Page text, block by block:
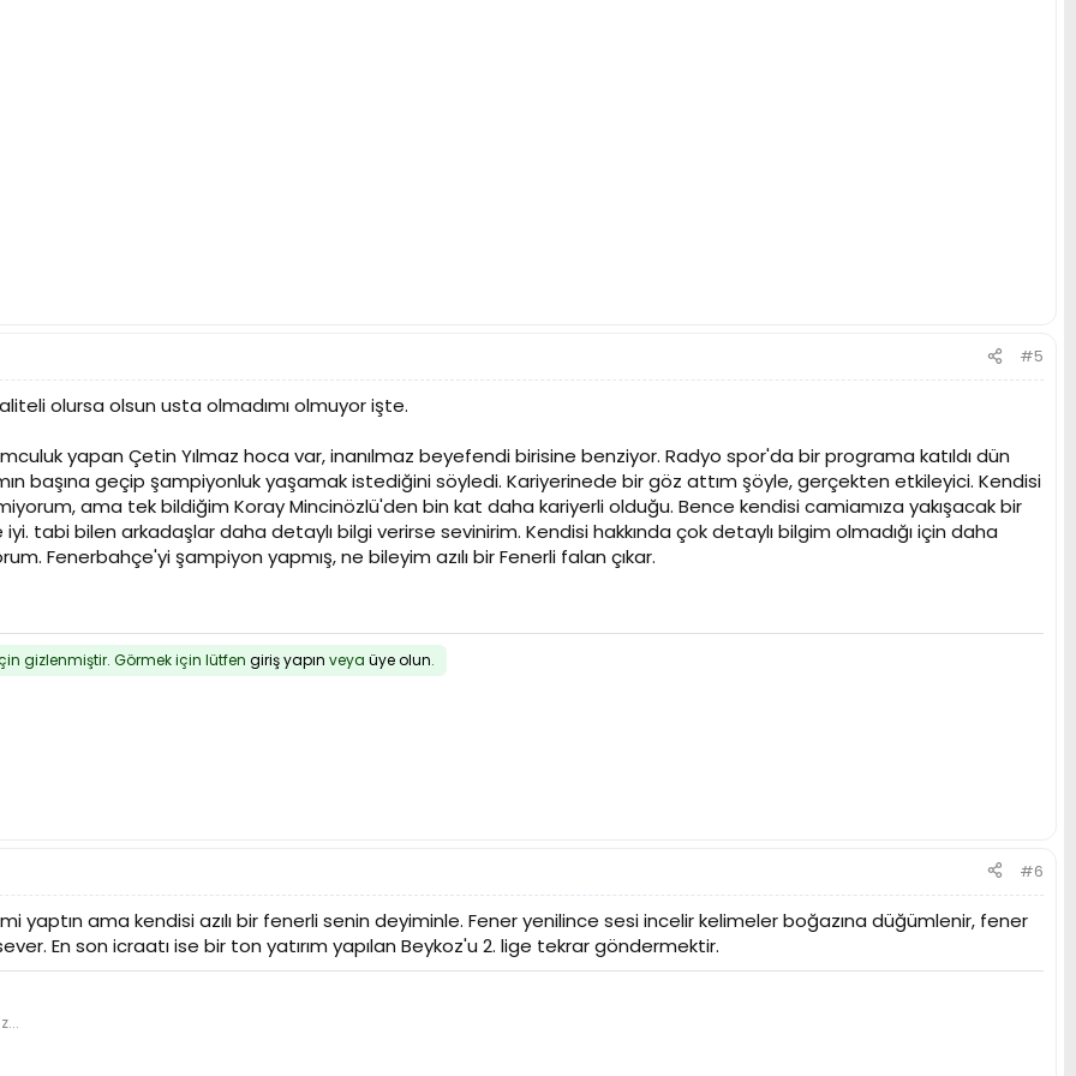
#5
olursa olsun usta olmadımı olmuyor işte.
yapan Çetin Yılmaz hoca var, inanılmaz beyefendi birisine benziyor. Radyo spor'da bir programa katıldı dün
başına geçip şampiyonluk yaşamak istediğini söyledi. Kariyerinede bir göz attım şöyle, gerçekten etkileyici. Kendisi
ama tek bildiğim Koray Mincinözlü'den bin kat daha kariyerli olduğu. Bence kendisi camiamıza yakışacak bir
tabi bilen arkadaşlar daha detaylı bilgi verirse sevinirim. Kendisi hakkında çok detaylı bilgim olmadığı için daha
Fenerbahçe'yi şampiyon yapmış, ne bileyim azılı bir Fenerli falan çıkar.
gizlenmiştir. Görmek için lütfen giriş yapın veya üye olun.
#6
yaptın ama kendisi azılı bir fenerli senin deyiminle. Fener yenilince sesi incelir kelimeler boğazına düğümlenir, fener
En son icraatı ise bir ton yatırım yapılan Beykoz'u 2. lige tekrar göndermektir.